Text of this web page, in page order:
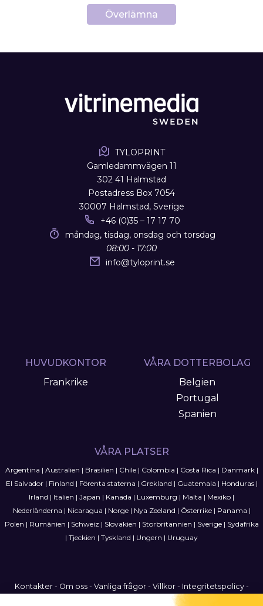
Överlämna
TYLOPRINT
Gamledammvägen 11
302 41 Halmstad
Postadress Box 7054
30007 Halmstad, Sverige
+46 (0)35 – 17 17 70
måndag, tisdag, onsdag och torsdag
08:00 - 17:00
info@tyloprint.se
HUVUDKONTOR
Frankrike
VÅRA DOTTERBOLAG
Belgien
Portugal
Spanien
VÅRA PLATSER
Argentina | Australien | Brasilien | Chile| Colombia | Costa Rica | Danmark|
El Salvador| Finland | Förenta staterna | Grekland | Guatemala | Honduras|
Irland | Italien | Japan | Kanada | Luxemburg | Malta | Mexiko |
Nederländerna | Nicaragua | Norge| Nya Zeeland | Österrike| Panama |
Polen | Rumänien | Schweiz | Slovakien | Storbritannien | Sverige| Sydafrika
| Tjeckien | Tyskland | Ungern | Uruguay
Kontakter- Om oss- Vanliga frågor- Villkor- Integritetspolicy-